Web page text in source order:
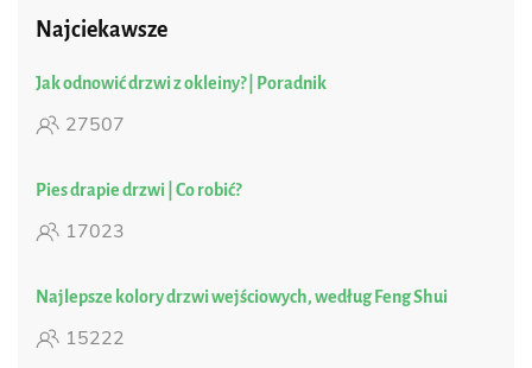
Najciekawsze
Jak odnowić drzwi z okleiny? | Poradnik
27507
Pies drapie drzwi | Co robić?
17023
Najlepsze kolory drzwi wejściowych, według Feng Shui
15222